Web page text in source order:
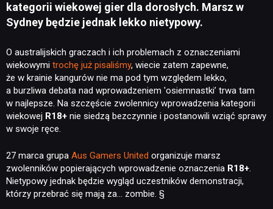
kategorii wiekowej gier dla dorosłych. Marsz w
Sydney będzie jednak lekko nietypowy.
O australijskich graczach i ich problemach z oznaczeniami
wiekowymi trochę już pisaliśmy, wiecie zatem zapewne,
że w krainie kangurów nie ma pod tym względem lekko,
a burzliwa debata nad wprowadzeniem 'osiemnastki’ trwa tam
w najlepsze. Na szczęście zwolennicy wprowadzenia kategorii
wiekowej R18+ nie siedzą bezczynnie i postanowili wziąć sprawy
w swoje ręce.
27 marca grupa Aus Gamers United organizuje marsz
zwolenników popierających wprowadzenie oznaczenia R18+.
Nietypowy jednak będzie wygląd uczestników demonstracji,
którzy przebrać się mają za… zombie. §